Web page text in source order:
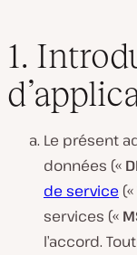
1.
Le présent
données («
de service («
services («
l’accord.